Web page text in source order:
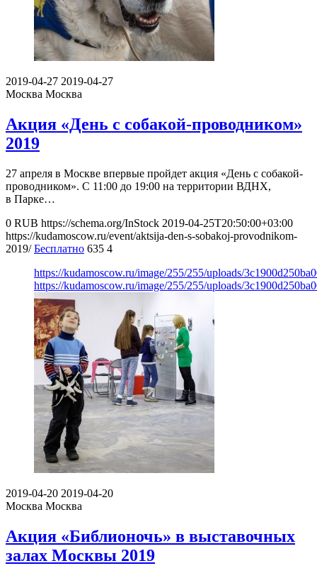
2019-04-27 2019-04-27
Москва Москва
Акция «День с собакой-проводником»
2019
27 апреля в Москве впервые пройдет акция «День с собакой-
проводником». С 11:00 до 19:00 на территории ВДНХ,
в Парке…
0 RUB https://schema.org/InStock 2019-04-25T20:50:00+03:00
https://kudamoscow.ru/event/aktsija-den-s-sobakoj-provodnikom-
2019/ Бесплатно 635 4
https://kudamoscow.ru/image/255/255/uploads/
https://kudamoscow.ru/image/255/255/uploads/
2019-04-20 2019-04-20
Москва Москва
Акция «Библионочь» в выставочных
залах Москвы 2019